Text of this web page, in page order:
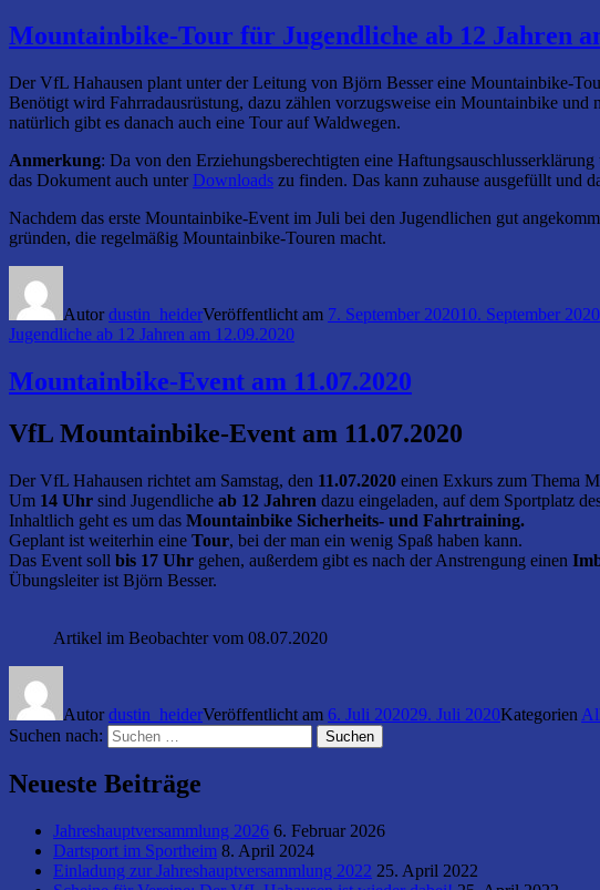
Mountainbike-Tour für Jugendliche ab 12 Jahren
Der VfL Hahausen plant unter der Leitung von Björn Besser eine Mountainbike-
Benötigt wird Fahrradausrüstung, dazu zählen vorzugsweise ein Mountainbike
natürlich gibt es danach auch eine Tour auf Waldwegen.
Anmerkung: Da von den Erziehungsberechtigten eine
das Dokument auch unter Downloads zu finden. Das kann zuhause ausgefüllt und
Nachdem das erste Mountainbike-Event im Juli bei den Jugendlichen gut
gründen, die regelmäßig Mountainbike-Touren macht.
Autordustin_heiderVeröffentlicht am 7. September 202010. September 2020
Jugendliche ab 12 Jahren am 12.09.2020
Mountainbike-Event am 11.07.2020
VfL Mountainbike-Event am 11.07.2020
Der VfL Hahausen richtet am Samstag, den 11.07.2020 einen Exkurs zum Thema
Um 14 Uhr sind Jugendliche ab 12 Jahren dazu eingeladen, auf dem Sportplatz
Inhaltlich geht es um das Mountainbike Sicherheits- und Fahrtraining.
Geplant ist weiterhin eine Tour, bei der man ein wenig Spaß haben kann.
Das Event soll bis 17 Uhr gehen, außerdem gibt es nach der Anstrengung einen
Übungsleiter ist Björn Besser.
Artikel im Beobachter vom 08.07.2020
Autordustin_heiderVeröffentlicht am 6. Juli 202029. Juli 2020Kategorien
Suchen nach:
Suchen
Neueste Beiträge
Jahreshauptversammlung 2026 6. Februar 2026
Dartsport im Sportheim 8. April 2024
Einladung zur Jahreshauptversammlung 2022 25. April 2022